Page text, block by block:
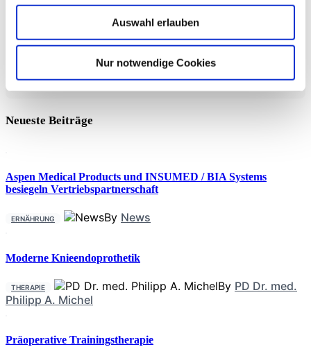
Auswahl erlauben
Nur notwendige Cookies
behandelt. Die Ergebnisse
Hamstring Stretching bei Rückenschmerzen
Diese Meta-Analyse untersuchte die Effektivität von
Oberschenkeldehnübungen (Hamstring-Stretching) zur
Schmerzlinderung und Funktionsverbesserung bei Patienten
Schmerzreduktion und einer verbesserten Funktion führten.
Neueste Beiträge
Aspen Medical Products und INSUMED / BIA Systems
besiegeln Vertriebspartnerschaft
ERNÄHRUNG By News
Moderne Knieendoprothetik
THERAPIE By PD Dr. med.
Philipp A. Michel
Präoperative Trainingstherapie